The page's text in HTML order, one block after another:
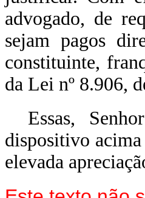
advogado, de
sejam pagos
constituinte,
da Lei nº 8.906,
Essas,
dispositivo acima
elevada